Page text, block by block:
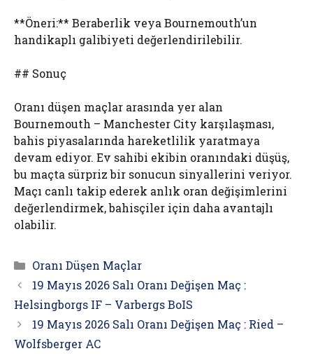
**Öneri:** Beraberlik veya Bournemouth’un
handikaplı galibiyeti değerlendirilebilir.
## Sonuç
Oranı düşen maçlar arasında yer alan
Bournemouth – Manchester City karşılaşması,
bahis piyasalarında hareketlilik yaratmaya
devam ediyor. Ev sahibi ekibin oranındaki düşüş,
bu maçta sürpriz bir sonucun sinyallerini veriyor.
Maçı canlı takip ederek anlık oran değişimlerini
değerlendirmek, bahisçiler için daha avantajlı
olabilir.
Kategoriler
Oranı Düşen Maçlar
19 Mayıs 2026 Salı Oranı Değişen Maç :
Helsingborgs IF – Varbergs BoIS
19 Mayıs 2026 Salı Oranı Değişen Maç : Ried –
Wolfsberger AC